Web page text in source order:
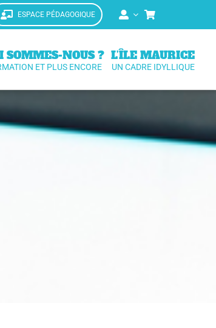
ESPACE PÉDAGOGIQUE
SOMMES-NOUS ?
ET PLUS ENCORE
L’ÎLE MAURICE
UN CADRE IDYLLIQUE